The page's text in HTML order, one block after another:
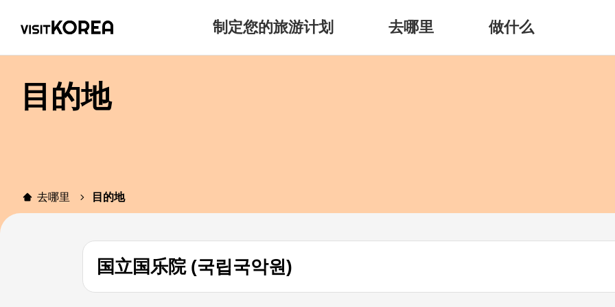
制定您的旅游计划 去哪里 做什么
目的地
去哪里 目的地
国立国乐院 (국립국악원)